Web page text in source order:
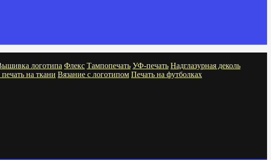
логотипа Флекс Тампопечать УФ-печать Надглазурная деколь
на ткани Вязание с логотипом Печать на футболках